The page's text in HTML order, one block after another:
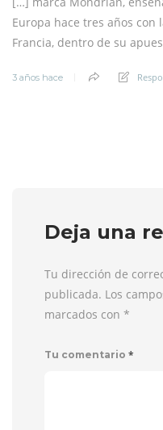
Europa hace tres años
Francia, dentro de su
3 años hace
Deja una
Tu dirección de
publicada. Los
marcados con *
Tu comentario *